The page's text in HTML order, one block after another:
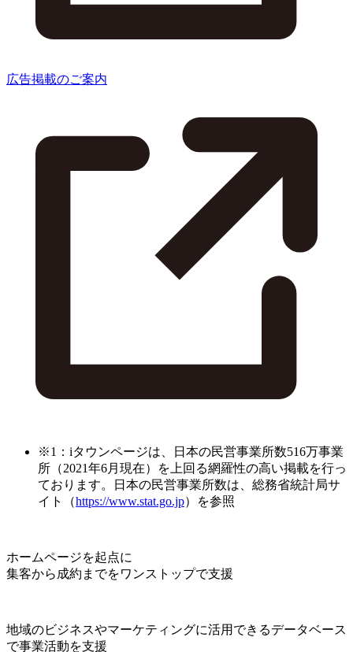
広告掲載のご案内
※1：iタウンページは、日本の民営事業所数516万事業
所（2021年6月現在）を上回る網羅性の高い掲載を行っ
ております。日本の民営事業所数は、総務省統計局サ
イト（https://www.stat.go.jp）を参照
ホームページを起点に
集客から成約までをワンストップで支援
地域のビジネスやマーケティングに活用できるデータベース
で事業活動を支援